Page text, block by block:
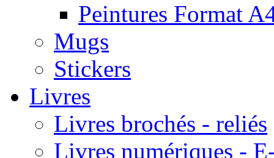
Peintures Format
Mugs
Stickers
Livres
Livres brochés - reliés
Livres numériques -